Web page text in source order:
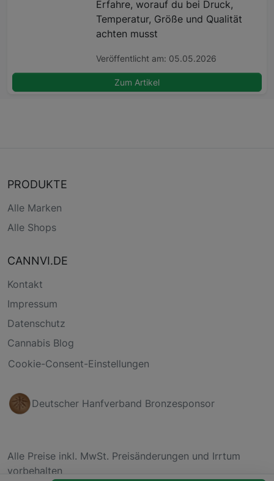
Erfahre, worauf du bei Druck,
Temperatur, Größe und Qualität
achten musst
Veröffentlicht am: 05.05.2026
Zum Artikel
PRODUKTE
Alle Marken
Alle Shops
CANNVI.DE
Kontakt
Impressum
Datenschutz
Cannabis Blog
Cookie-Consent-Einstellungen
Deutscher Hanfverband Bronzesponsor
Alle Preise inkl. MwSt. Preisänderungen und Irrtum
vorbehalten